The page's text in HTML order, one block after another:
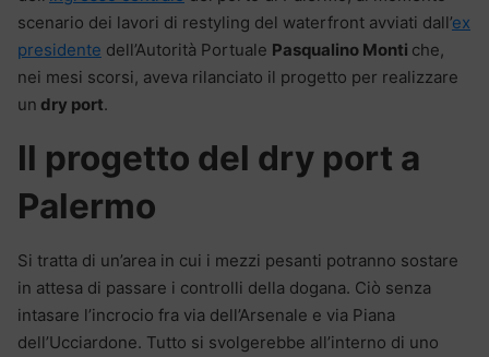
scenario dei lavori di restyling del waterfront avviati dall’ex
presidente dell’Autorità Portuale Pasqualino Monti che,
nei mesi scorsi, aveva rilanciato il progetto per realizzare
un dry port.
Il progetto del dry port a
Palermo
Si tratta di un’area in cui i mezzi pesanti potranno sostare
in attesa di passare i controlli della dogana. Ciò senza
intasare l’incrocio fra via dell’Arsenale e via Piana
dell’Ucciardone. Tutto si svolgerebbe all’interno di uno